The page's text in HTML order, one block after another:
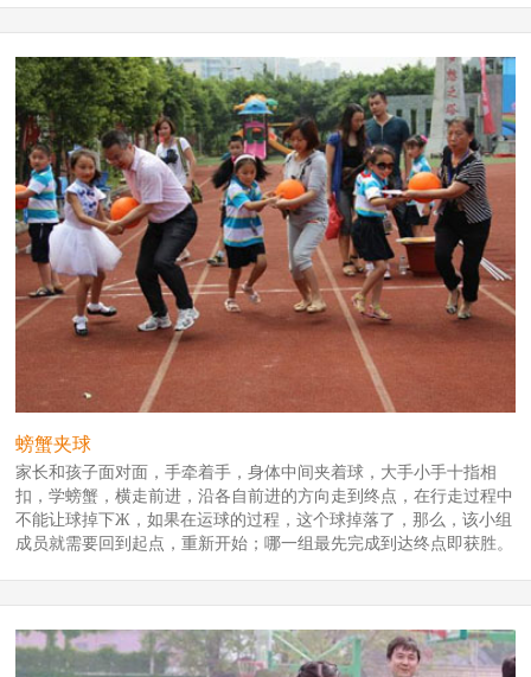
螃蟹夹球
家长和孩子面对面，手牵着手，身体中间夹着球，大手小手十指相
扣，学螃蟹，横走前进，沿各自前进的方向走到终点，在行走过程中
不能让球掉下Ж，如果在运球的过程，这个球掉落了，那么，该小组
成员就需要回到起点，重新开始；哪一组最先完成到达终点即获胜。